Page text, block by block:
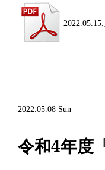
2022.05.08 Sun
令和4年度